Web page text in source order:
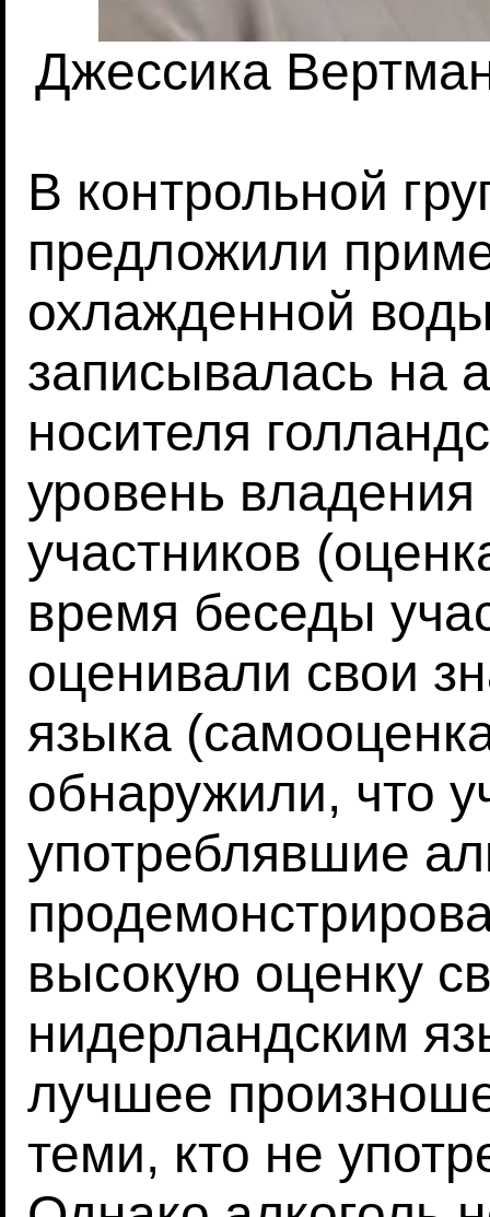
Джессика
В контрольной
предложили
охлажденной
записывалась на
носителя
уровень
участников
время беседы
оценивали свои
языка
обнаружили, что
употреблявшие
высокую оценку
нидерландским
лучшее
теми, кто не